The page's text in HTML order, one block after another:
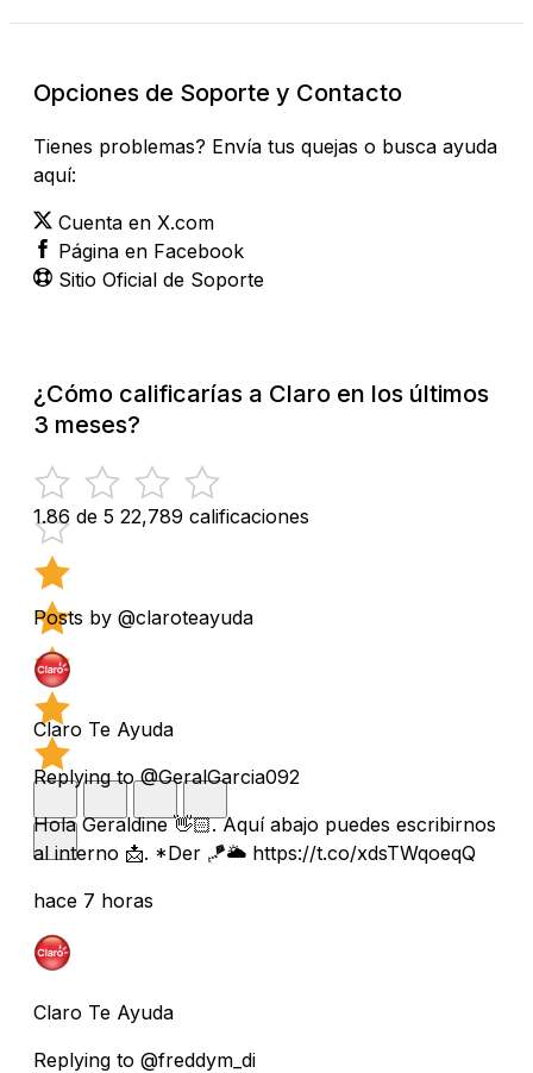
Opciones de Soporte y Contacto
Tienes problemas? Envía tus quejas o busca ayuda
aquí:
Cuenta en X.com
Página en Facebook
Sitio Oficial de Soporte
¿Cómo calificarías a Claro en los últimos
3 meses?
1.86 de 5 22,789 calificaciones
Posts by @claroteayuda
Claro Te Ayuda
Replying to @GeralGarcia092
Hola Geraldine 👋🏻. Aquí abajo puedes escribirnos
al interno 📩. *Der 🪁🌥️ https://t.co/xdsTWqoeqQ
hace 7 horas
Claro Te Ayuda
Replying to @freddym_di